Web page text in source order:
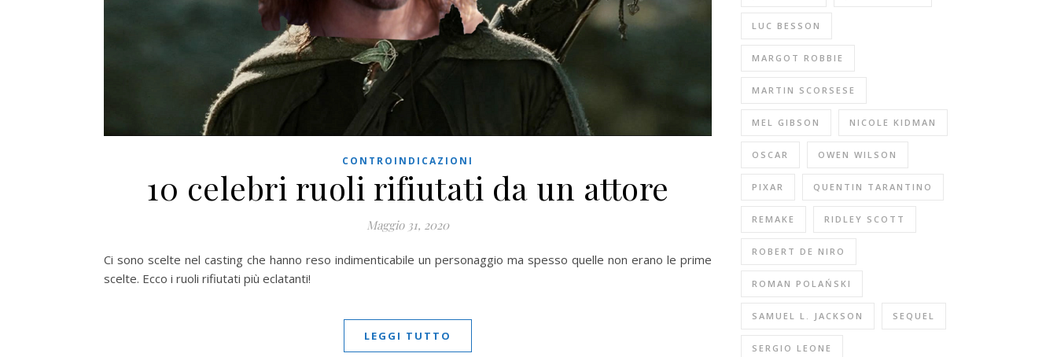
CONTROINDICAZIONI
10 celebri ruoli rifiutati da un attore
Maggio 31, 2020
Ci sono scelte nel casting che hanno reso indimenticabile un personaggio ma spesso quelle non erano le prime
scelte. Ecco i ruoli rifiutati più eclatanti!
LEGGI TUTTO
LUC BESSON
MARGOT ROBBIE
MARTIN SCORSESE
MEL GIBSON NICOLE KIDMAN
OSCAR OWEN WILSON
PIXAR QUENTIN TARANTINO
REMAKE RIDLEY SCOTT
ROBERT DE NIRO
ROMAN POLAŃSKI
SAMUEL L. JACKSON SEQUEL
SERGIO LEONE